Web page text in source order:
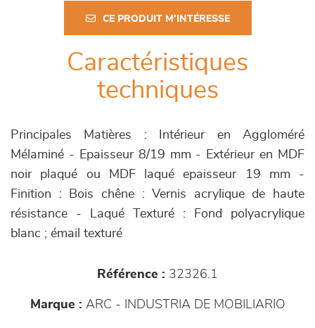
CE PRODUIT M'INTÉRESSE
Caractéristiques
techniques
Principales Matières : Intérieur en Aggloméré
Mélaminé - Epaisseur 8/19 mm - Extérieur en MDF
noir plaqué ou MDF laqué epaisseur 19 mm -
Finition : Bois chêne : Vernis acrylique de haute
résistance - Laqué Texturé : Fond polyacrylique
blanc ; émail texturé
Référence : 32326.1
Marque : ARC - INDUSTRIA DE MOBILIARIO